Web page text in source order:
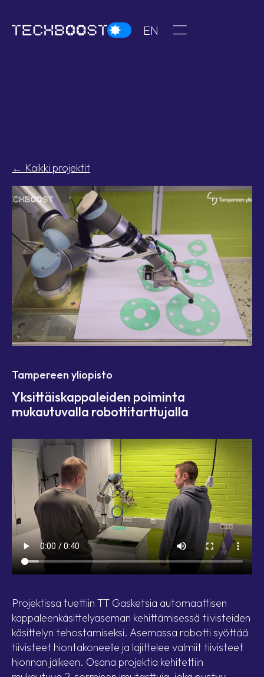
Dark theme
EN In EnglishAvaa tai sulje
← Kaikki projektit
Tampereen yliopisto
Yksittäiskappaleiden poiminta
mukautuvalla robottitarttujalla
Projektissa tuettiin TT Gasketsia automaattisen
kappaleenkäsittelyaseman kehittämisessä tiivisteiden
käsittelyn tehostamiseksi. Asemassa robotti syöttää
tiivisteet hiontakoneelle ja lajittelee valmiit tiivisteet
hionnan jälkeen. Osana projektia kehitettiin